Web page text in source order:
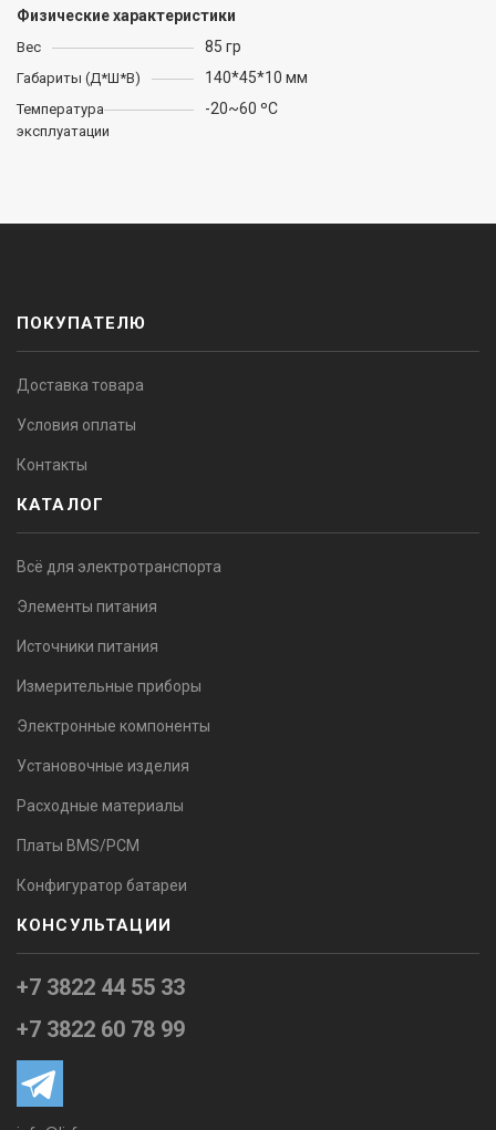
Физические характеристики
Вес 85 гр
Габариты (Д*Ш*В) 140*45*10 мм
Температура
эксплуатации
-20~60 ºC
ПОКУПАТЕЛЮ
Доставка товара
Условия оплаты
Контакты
КАТАЛОГ
Всё для электротранспорта
Элементы питания
Источники питания
Измерительные приборы
Электронные компоненты
Установочные изделия
Расходные материалы
Платы BMS/PCM
Конфигуратор батареи
КОНСУЛЬТАЦИИ
+7 3822 44 55 33
+7 3822 60 78 99